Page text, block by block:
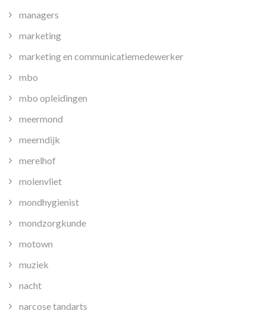
managers
marketing
marketing en communicatiemedewerker
mbo
mbo opleidingen
meermond
meerndijk
merelhof
molenvliet
mondhygienist
mondzorgkunde
motown
muziek
nacht
narcose tandarts